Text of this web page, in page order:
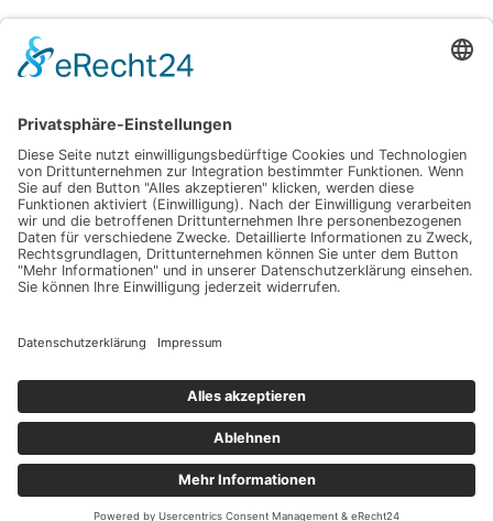
Haus
Lifestyle
© Haus Hund Freizeit
Datenschutz
Impressum